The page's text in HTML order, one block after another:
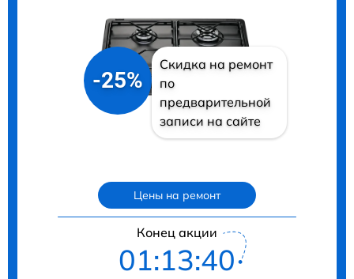
-25%
Скидка на ремонт
по
предварительной
записи на сайте
Цены на ремонт
Конец акции
01:13:39